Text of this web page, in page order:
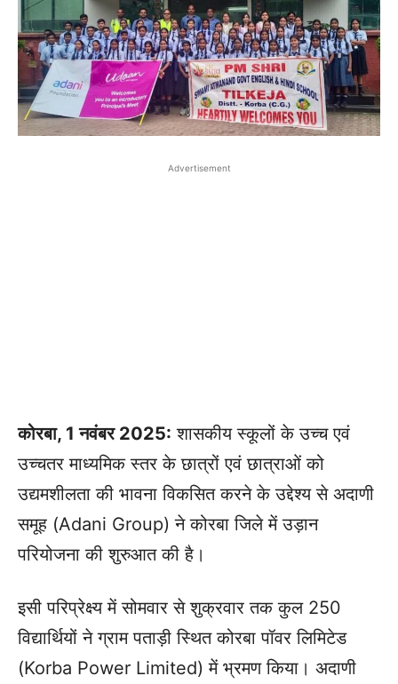
Advertisement
कोरबा, 1 नवंबर 2025: शासकीय स्कूलों के उच्च एवं
उच्चतर माध्यमिक स्तर के छात्रों एवं छात्राओं को
उद्यमशीलता की भावना विकसित करने के उद्देश्य से अदाणी
समूह (Adani Group) ने कोरबा जिले में उड़ान
परियोजना की शुरुआत की है।
इसी परिप्रेक्ष्य में सोमवार से शुक्रवार तक कुल 250
विद्यार्थियों ने ग्राम पताड़ी स्थित कोरबा पॉवर लिमिटेड
(Korba Power Limited) में भ्रमण किया। अदाणी